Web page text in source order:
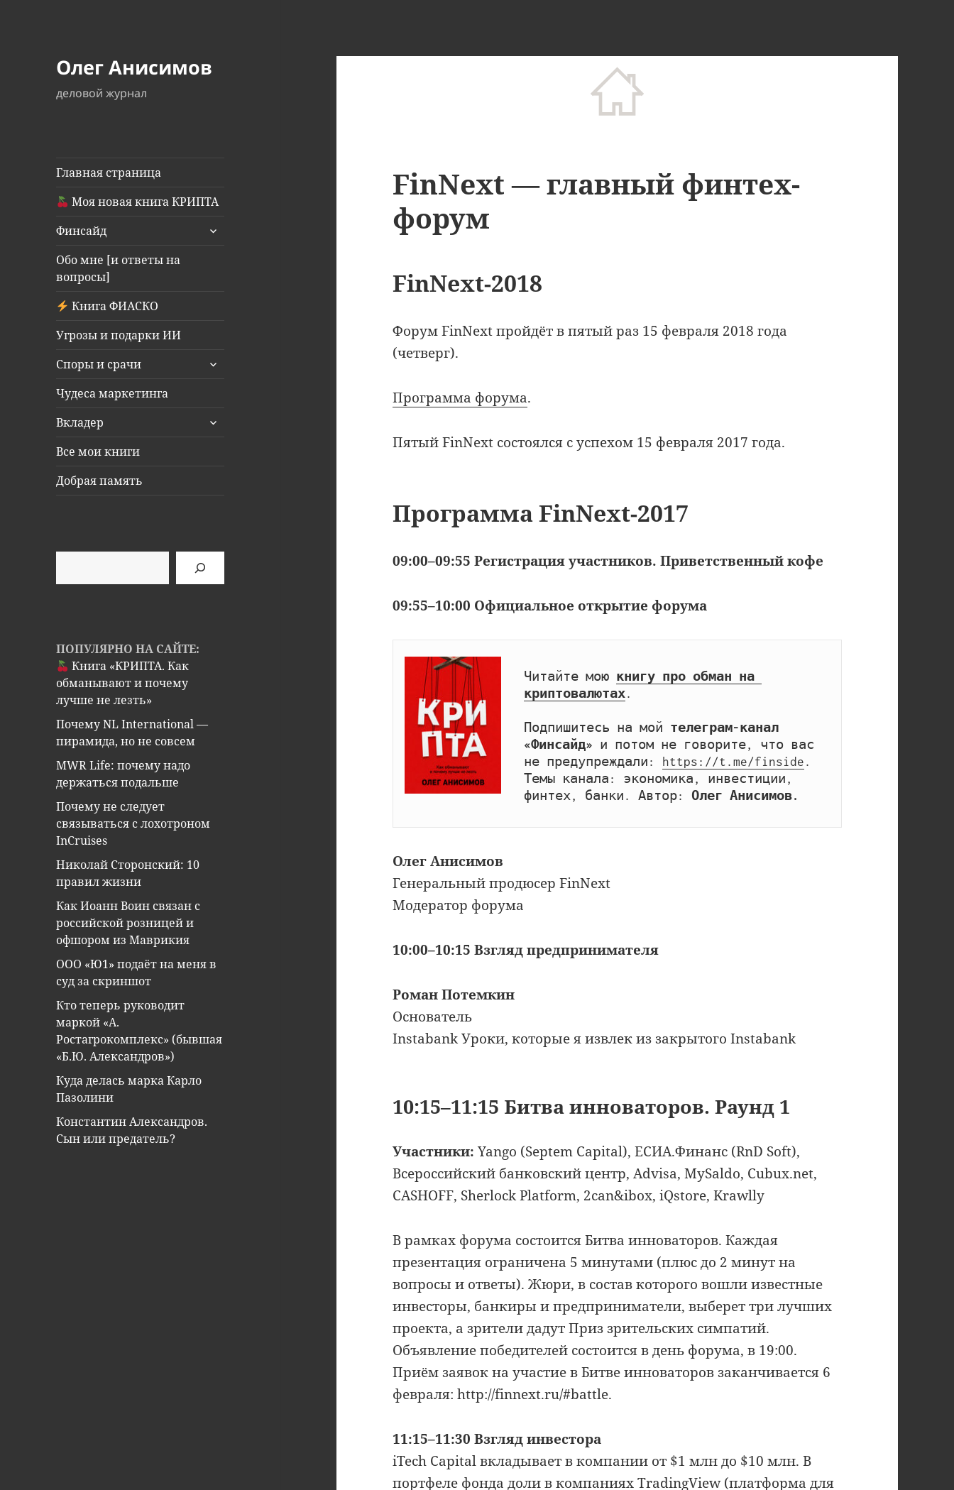
Олег Анисимов
деловой журнал
Главная страница
Моя новая книга КРИПТА
Финсайд
раскрыть
Обо мне [и ответы на
вопросы]
Книга ФИАСКО
Угрозы и подарки ИИ
Споры и срачи
раскрыть
Чудеса маркетинга
Вкладер
раскрыть
Все мои книги
Добрая память
ПОПУЛЯРНО НА САЙТЕ:
Книга «КРИПТА. Как
обманывают и почему
лучше не лезть»
Почему NL International —
пирамида, но не совсем
MWR Life: почему надо
держаться подальше
Почему не следует
связываться с лохотроном
InCruises
Николай Сторонский: 10
правил жизни
Как Иоанн Воин связан с
российской розницей и
офшором из Маврикия
ООО «Ю1» подаёт на меня в
суд за скриншот
Кто теперь руководит
маркой «А.
Ростагрокомплекс» (бывшая
«Б.Ю. Александров»)
Куда делась марка Карло
Пазолини
Константин Александров.
Сын или предатель?
FinNext — главный финтех-
форум
FinNext-2018
Форум FinNext пройдёт в пятый раз 15 февраля 2018 года
(четверг).
Программа форума.
Пятый FinNext состоялся с успехом 15 февраля 2017 года.
Программа FinNext-2017
09:00–09:55 Регистрация участников. Приветственный кофе
09:55–10:00 Официальное открытие форума
Читайте мою книгу про обман на
криптовалютах.
Подпишитесь на мой телеграм-канал
«Финсайд» и потом не говорите, что вас
не предупреждали:
https://t.me/finside .
Темы канала: экономика, инвестиции,
финтех, банки. Автор: Олег Анисимов.
Олег Анисимов
Генеральный продюсер FinNext
Модератор форума
10:00–10:15 Взгляд предпринимателя
Роман Потемкин
Основатель
Instabank Уроки, которые я извлек из закрытого Instabank
10:15–11:15 Битва инноваторов. Раунд 1
Участники: Yango (Septem Capital), ЕСИА.Финанс (RnD Soft),
Всероссийский банковский центр, Advisa, MySaldo, Cubux.net,
CASHOFF, Sherlock Platform, 2can&ibox, iQstore, Krawlly
В рамках форума состоится Битва инноваторов. Каждая
презентация ограничена 5 минутами (плюс до 2 минут на
вопросы и ответы). Жюри, в состав которого вошли известные
инвесторы, банкиры и предприниматели, выберет три лучших
проекта, а зрители дадут Приз зрительских симпатий.
Объявление победителей состоится в день форума, в 19:00.
Приём заявок на участие в Битве инноваторов заканчивается 6
февраля: http://finnext.ru/#battle.
11:15–11:30 Взгляд инвестора
iTech Capital вкладывает в компании от $1 млн до $10 млн. В
портфеле фонда доли в компаниях TradingView (платформа для